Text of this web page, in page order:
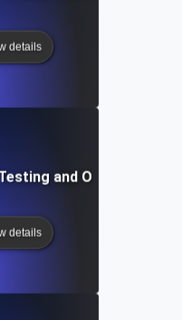
details
and Observability
details